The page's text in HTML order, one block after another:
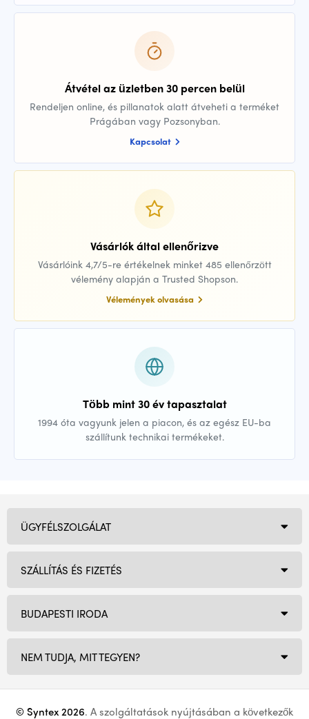
Átvétel az üzletben 30 percen belül
Rendeljen online, és pillanatok alatt átveheti a terméket
Prágában vagy Pozsonyban.
Kapcsolat
Vásárlók által ellenőrizve
Vásárlóink 4,7/5-re értékelnek minket 485 ellenőrzött
vélemény alapján a Trusted Shopson.
Vélemények olvasása
Több mint 30 év tapasztalat
1994 óta vagyunk jelen a piacon, és az egész EU-ba
szállítunk technikai termékeket.
BUDAPESTI IRODA
NEM TUDJA, MIT TEGYEN?
ÜGYFÉLSZOLGÁLAT
SZÁLLÍTÁS ÉS FIZETÉS
© Syntex 2026. A szolgáltatások nyújtásában a következők